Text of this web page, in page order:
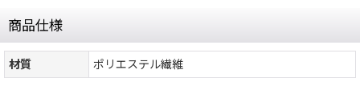
商品仕様
材質 ポリエステル繊維